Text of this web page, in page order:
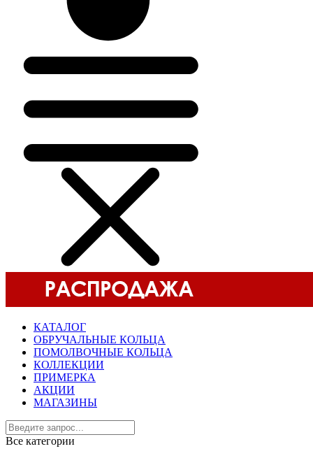
КАТАЛОГ
ОБРУЧАЛЬНЫЕ КОЛЬЦА
ПОМОЛВОЧНЫЕ КОЛЬЦА
КОЛЛЕКЦИИ
ПРИМЕРКА
АКЦИИ
МАГАЗИНЫ
Все категории